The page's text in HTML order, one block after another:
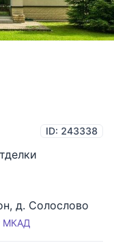
ID: 243338
, д. Солослово
МКАД